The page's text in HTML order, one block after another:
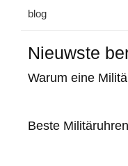
blog
Nieuwste
Warum eine
Beste